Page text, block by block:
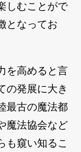
しむことがで
となってお
を高めると言
の発展に大き
最古の魔法都
魔法協会など
も窺い知るこ